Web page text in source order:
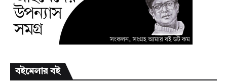
বইমেলার বই